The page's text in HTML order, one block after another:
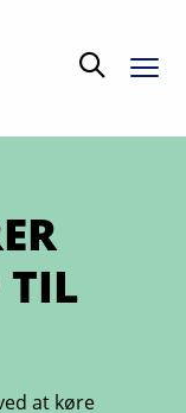
Søg
TIL
at køre